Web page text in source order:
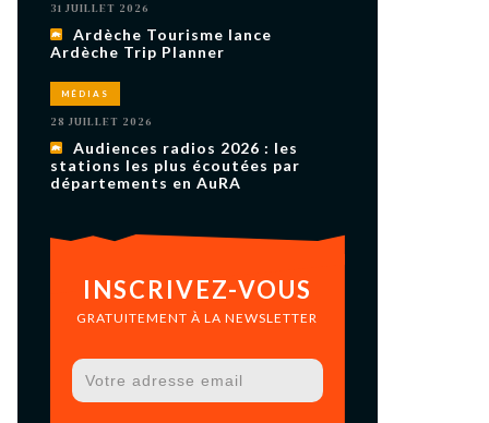
31 JUILLET 2026
Ardèche Tourisme lance
Ardèche Trip Planner
MÉDIAS
28 JUILLET 2026
Audiences radios 2026 : les
stations les plus écoutées par
départements en AuRA
INSCRIVEZ-VOUS
GRATUITEMENT À LA NEWSLETTER